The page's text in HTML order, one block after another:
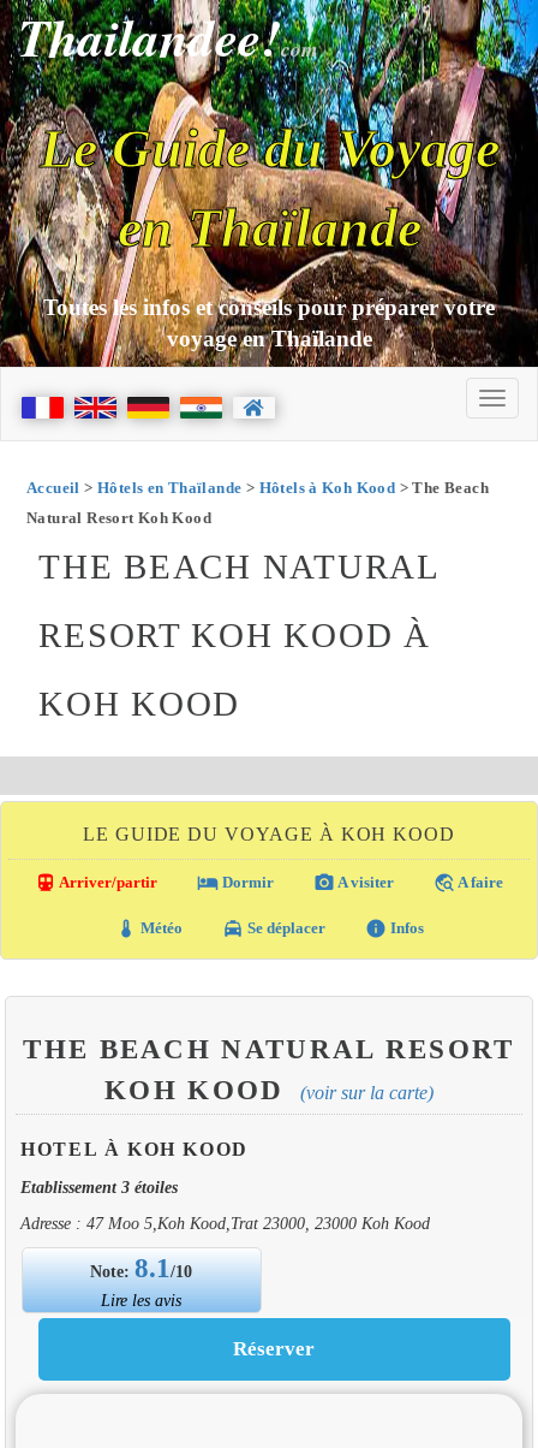
Thailandee!com
Le Guide du Voyage
en Thaïlande
Toutes les infos et conseils pour préparer votre
voyage en Thaïlande
Accueil > Hôtels en Thaïlande > Hôtels à Koh Kood > The Beach
Natural Resort Koh Kood
THE BEACH NATURAL
RESORT KOH KOOD À
KOH KOOD
LE GUIDE DU VOYAGE À KOH KOOD
directions_transit Arriver/partir local_hotel Dormir photo_camera A visiter travel_explore A faire
thermostat Météo local_taxi Se déplacer info Infos
THE BEACH NATURAL RESORT
KOH KOOD
(voir sur la carte)
HOTEL À KOH KOOD
Etablissement 3 étoiles
Adresse : 47 Moo 5,Koh Kood,Trat 23000, 23000 Koh Kood
Note:8.1/10
Lire les avis